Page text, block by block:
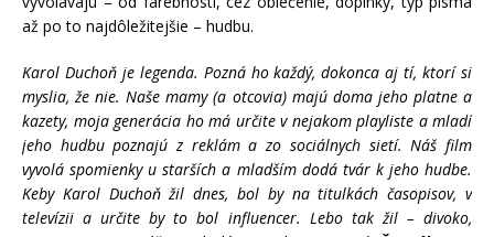
až po to najdôležitejšie – hudbu.
Karol Duchoň je legenda. Pozná ho každý, dokonca aj tí, ktorí si
myslia, že nie. Naše mamy (a otcovia) majú doma jeho platne a
kazety, moja generácia ho má určite v nejakom playliste a mladí
jeho hudbu poznajú z reklám a zo sociálnych sietí. Náš film
vyvolá spomienky u starších a mladším dodá tvár k jeho hudbe.
Keby Karol Duchoň žil dnes, bol by na titulkách časopisov, v
televízii a určite by to bol influencer. Lebo tak žil – divoko,